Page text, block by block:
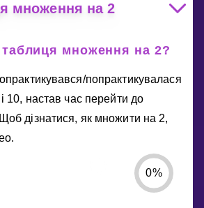
множення на 2
множення на 2?
попрактикувалася
10, настав час перейти до
дізнатися, як множити на 2,
0%